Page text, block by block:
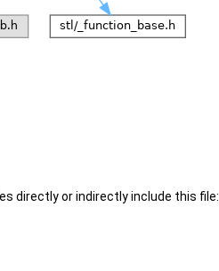
directly or indirectly include this file: